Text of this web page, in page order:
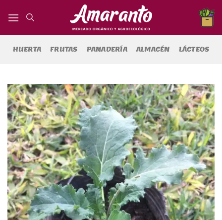
HUERTA FRUTAS PANADERÍA ALMACÉN LÁCTEOS